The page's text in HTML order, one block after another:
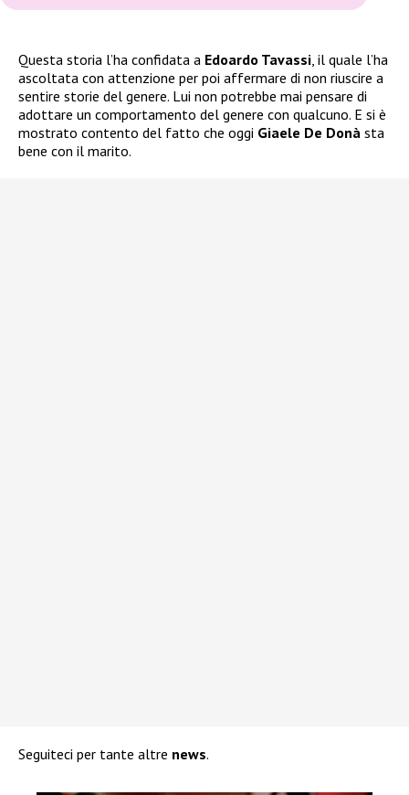
Questa storia l’ha confidata a Edoardo Tavassi, il quale l’ha
ascoltata con attenzione per poi affermare di non riuscire a
sentire storie del genere. Lui non potrebbe mai pensare di
adottare un comportamento del genere con qualcuno. E si è
mostrato contento del fatto che oggi Giaele De Donà sta
bene con il marito.
Seguiteci per tante altre news.